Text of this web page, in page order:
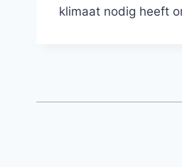
klimaat nodig heeft